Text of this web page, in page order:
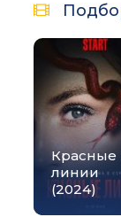
Красные
линии
(2024)